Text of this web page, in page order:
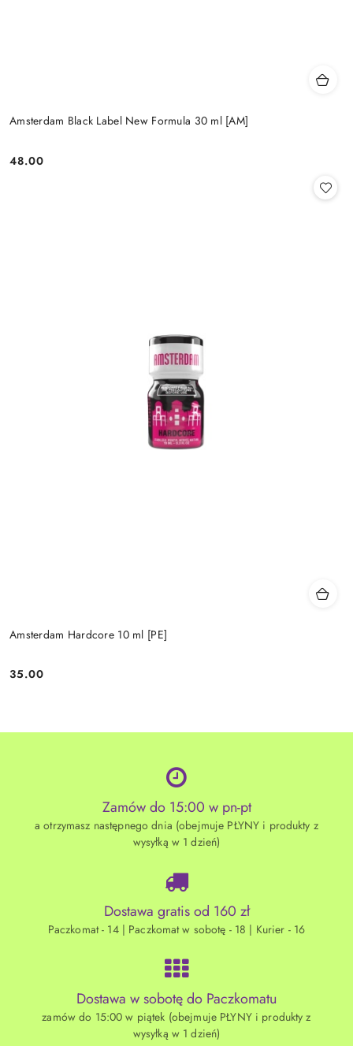
Amsterdam Black Label New Formula 30 ml [AM]
Cena:
48.00
Amsterdam Hardcore 10 ml [PE]
Cena:
35.00
Zamów do 15:00 w pn-pt
a otrzymasz następnego dnia (obejmuje PŁYNY i produkty z
wysyłką w 1 dzień)
Dostawa gratis od 160 zł
Paczkomat - 14 | Paczkomat w sobotę - 18 | Kurier - 16
Dostawa w sobotę do Paczkomatu
zamów do 15:00 w piątek (obejmuje PŁYNY i produkty z
wysyłką w 1 dzień)